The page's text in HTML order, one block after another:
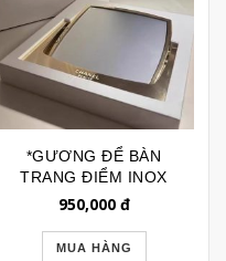
*GƯƠNG ĐỂ BÀN
TRANG ĐIỂM INOX
CAO CẤP CHANEL
950,000đ
MUA HÀNG